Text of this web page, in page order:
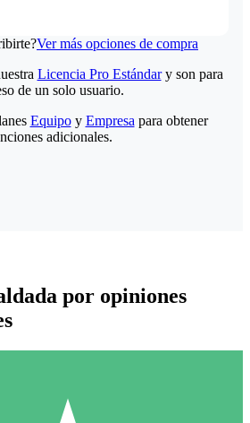
Ver más opciones de compra
Licencia Pro Estándary son para
de un solo usuario.
Equipoy Empresa para obtener
adicionales.
por opiniones